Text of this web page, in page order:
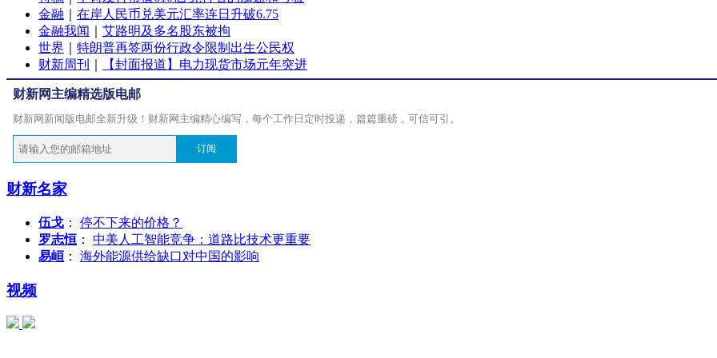
金融
在岸人民币兑美元汇率连日升破6.75
金融我闻
艾路明及多名股东被拘
世界
特朗普再签两份行政令限制出生公民权
财新周刊
【封面报道】电力现货市场元年突进
财新网主编精选版电邮
财新网新闻版电邮全新升级！财新网主编精心编写，每个工作日定时投递，篇篇重磅，可信可引。
订阅
财新名家
伍戈 ： 停不下来的价格？
罗志恒 ： 中美人工智能竞争：道路比技术更重要
易峘 ： 海外能源供给缺口对中国的影响
视频